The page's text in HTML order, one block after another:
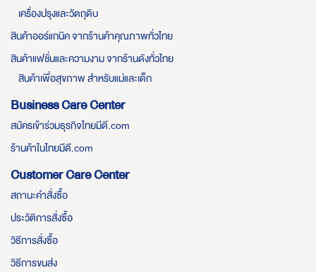
เครื่องปรุงและวัตถุดิบ
สินค้าออร์แกนิค จากร้านค้าคุณภาพทั่วไทย
สินค้าแฟชั่นและความงาม จากร้านดังทั่วไทย
สินค้าเพื่อสุขภาพ สำหรับแม่และเด็ก
Business Care Center
สมัครเข้าร่วมธุรกิจไทยมีดี.com
ร้านค้าในไทยมีดี.com
Customer Care Center
สถานะคำสั่งซื้อ
ประวัติการสั่งซื้อ
วิธีการสั่งซื้อ
วิธีการขนส่ง